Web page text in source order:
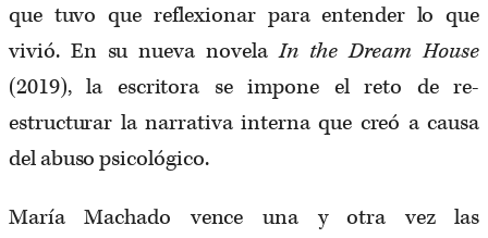
que tuvo que reflexionar para entender lo que
vivió. En su nueva novelaIn the Dream House
(2019), la escritora se impone el reto de re-
estructurar la narrativa interna que creó a causa
del abuso psicológico.
María Machado vence una y otra vez las